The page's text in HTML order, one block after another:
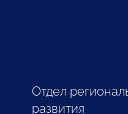
Отдел
развития